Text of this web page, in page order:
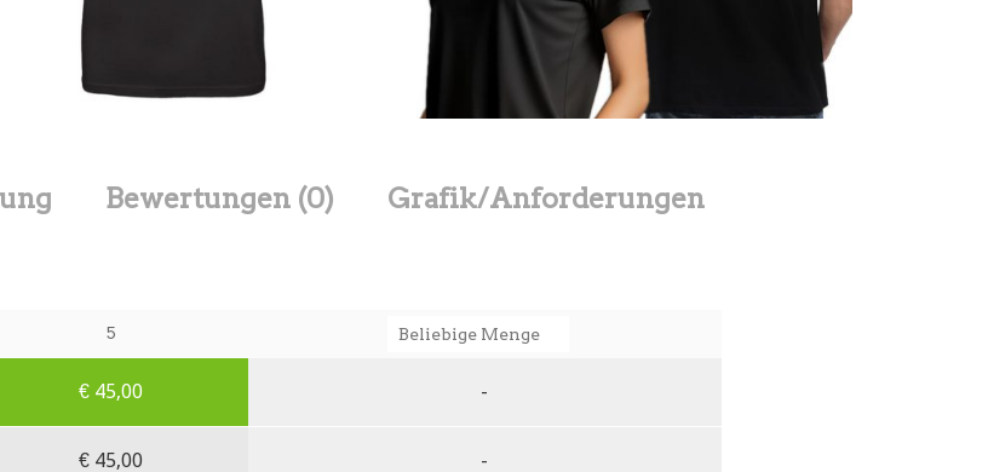
Bewertungen (0) Grafik/Anforderungen
5
€ 45,00 -
€ 45,00 -